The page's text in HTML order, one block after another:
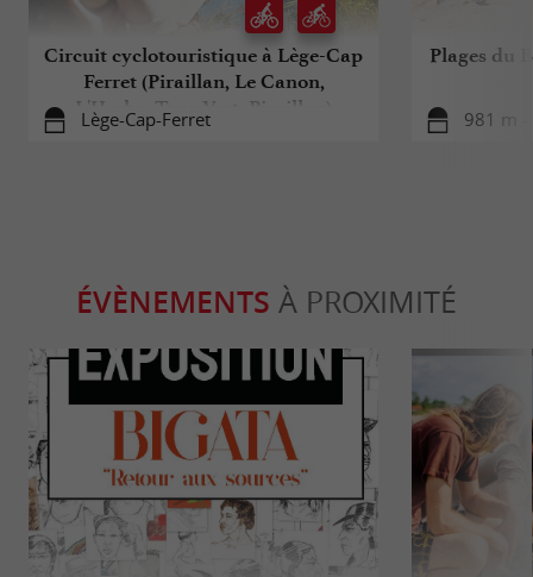
Circuit cyclotouristique à Lège-Cap
Ferret (Piraillan, Le Canon,
L'Herbe, Truc Vert, Piraillan)
Lège-Cap-Ferret
Plages du
981 m -
ÉVÈNEMENTS À PROXIMITÉ